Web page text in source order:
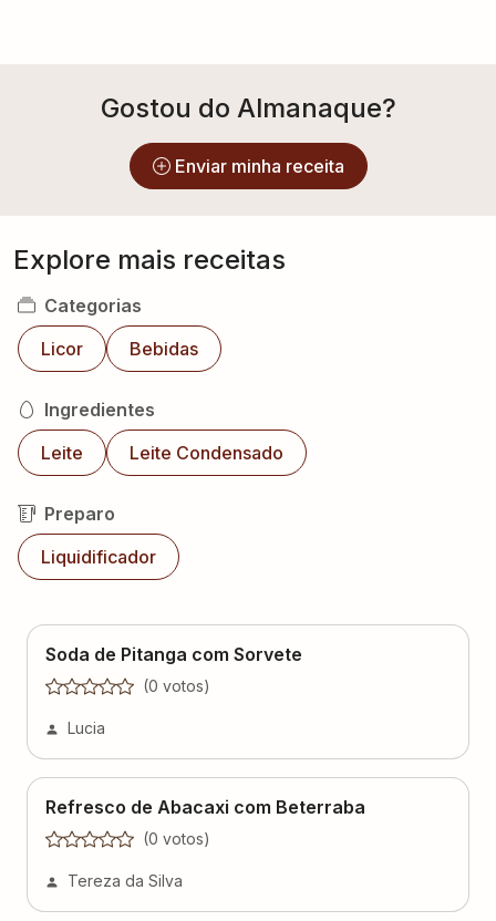
Enviar minha receita
Categorias
Licor
Bebidas
Leite
Leite Condensado
Liquidificador
Soda de Pitanga com Sorvete
(0votos)
Lucia
Refresco de Abacaxi com Beterraba
(0votos)
Tereza da Silva